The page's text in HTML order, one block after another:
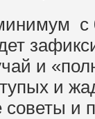
с
и
и
и